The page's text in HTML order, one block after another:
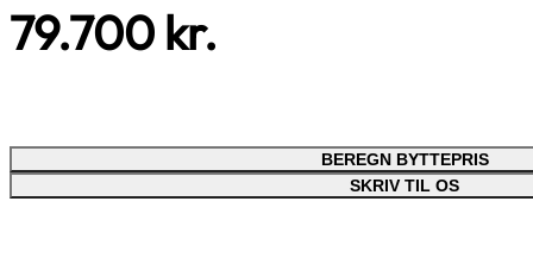
79.700 kr.
BEREGN BYTTEPRIS
SKRIV TIL OS